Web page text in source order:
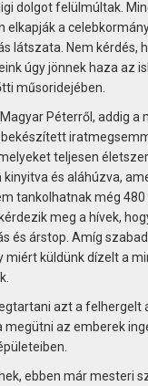
dolgot felülmúltak.
a
látszata. Nem
úgy jönnek haza
műsoridejében.
Péterről, addig
teljesen
kinyitva és aláhúzva,
tankolhatnak még
meg a hívek,
és árstop. Amíg
miért küldünk dízelt a
azt a
megütni az emberek
ebben már mesteri